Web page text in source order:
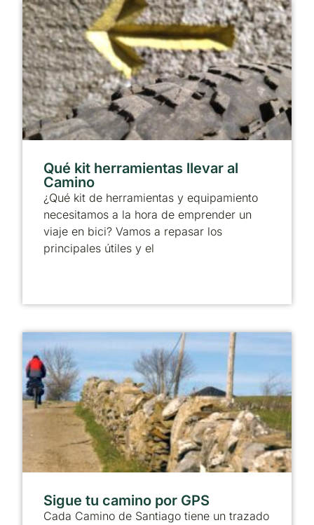
Qué kit herramientas llevar al
Camino
¿Qué kit de herramientas y equipamiento
necesitamos a la hora de emprender un
viaje en bici? Vamos a repasar los
principales útiles y el
Sigue tu camino por GPS
Cada Camino de Santiago tiene un trazado